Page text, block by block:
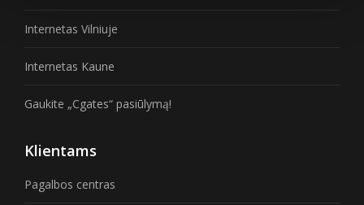
Internetas Vilniuje
Internetas Kaune
Gaukite „Cgates“ pasiūlymą!
Klientams
Pagalbos centras